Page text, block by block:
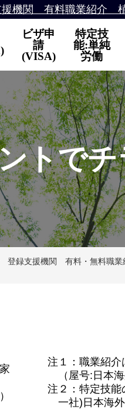
援機関 有料職業紹介
ビザ申
請
(VISA)
特定技
能:単純
労働
トで
録支援機関 有料・無料職業
注１：職業紹介
（屋号:日本海
注２：特定技能
一社)日本海